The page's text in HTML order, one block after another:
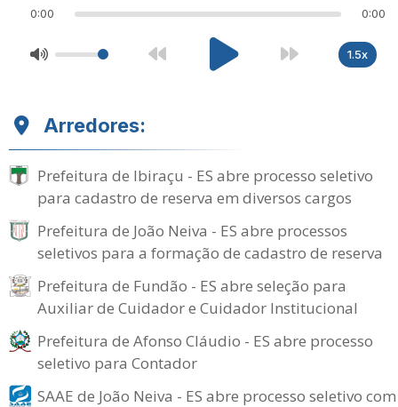
0:00 0:00
1.5x
Arredores:
Prefeitura de Ibiraçu - ES abre processo seletivo
para cadastro de reserva em diversos cargos
Prefeitura de João Neiva - ES abre processos
seletivos para a formação de cadastro de reserva
Prefeitura de Fundão - ES abre seleção para
Auxiliar de Cuidador e Cuidador Institucional
Prefeitura de Afonso Cláudio - ES abre processo
seletivo para Contador
SAAE de João Neiva - ES abre processo seletivo com